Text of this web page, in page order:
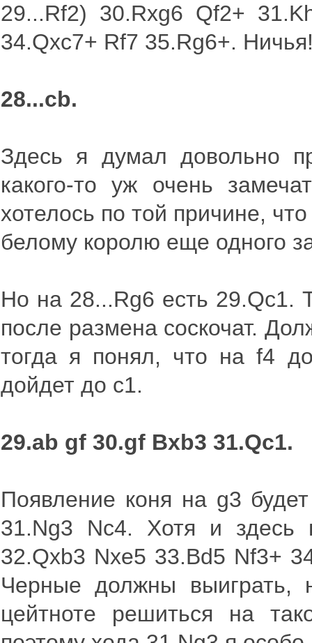
29...Rf2) 30.Rxg6 Qf2+
34.Qxc7+ Rf7 35.Rg6+.
28...cb.
Здесь я думал довольно
какого-то уж очень
хотелось по той причине,
белому королю еще одного
Но на 28...Rg6 есть
после размена соскочат.
тогда я понял, что на f4
дойдет до с1.
29.ab gf 30.gf Bxb3 31.Qc1.
Появление коня на g3
31.Ng3 Nc4. Хотя и
32.Qxb3 Nxe5 33.Bd5 Nf3+
Черные должны выиграть,
цейтноте решиться на